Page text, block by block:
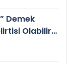
Demek
Olabilir